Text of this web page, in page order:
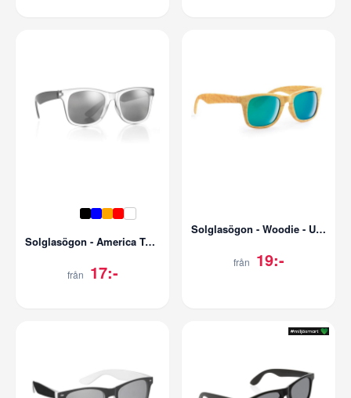
Solglasögon - America Touch - Spegellins - UV400
från 17:-
Solglasögon - Woodie - UV400
från 19:-